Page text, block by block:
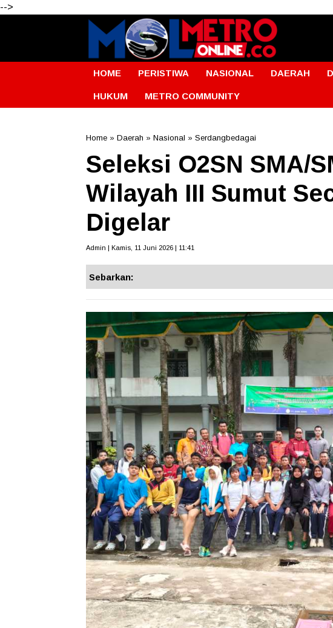
-->
HOME PERISTIWA NASIONAL DAERAH
HUKUM METRO COMMUNITY
Home » Daerah » Nasional » Serdangbedagai
Seleksi O2SN SMA/
Wilayah III Sumut
Digelar
Admin | Kamis, 11 Juni 2026 | 11:41
Sebarkan: